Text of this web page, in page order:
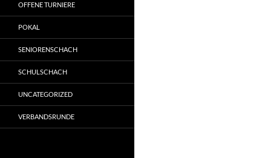
OFFENE TURNIERE
POKAL
SENIORENSCHACH
SCHULSCHACH
UNCATEGORIZED
VERBANDSRUNDE